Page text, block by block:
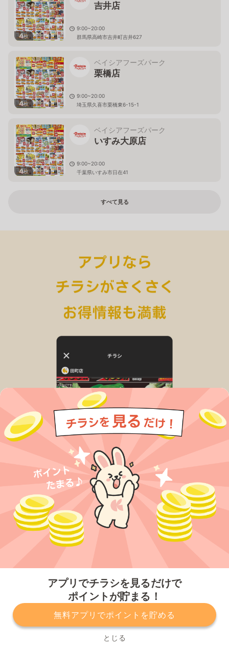
アプリでチラシを見るだけで
ポイントが貯まる！
無料アプリでポイントを貯める
とじる
4枚
吉井店
9:00~20:00
群馬県高崎市吉井町吉井627
4枚
ベイシアフーズパーク
栗橋店
9:00~20:00
埼玉県久喜市栗橋東6-15-1
4枚
ベイシアフーズパーク
いすみ大原店
9:00~20:00
千葉県いすみ市日在41
すべて見る
プライバシーポリシー 利用規約
運営会社
サービスに関してのお問い合わせ